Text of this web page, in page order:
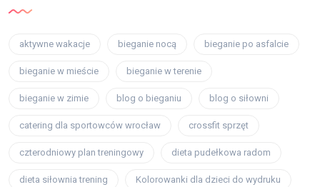
aktywne wakacje bieganie nocą bieganie po asfalcie
bieganie w mieście bieganie w terenie
bieganie w zimie blog o bieganiu blog o siłowni
catering dla sportowców wrocław crossfit sprzęt
czterodniowy plan treningowy dieta pudełkowa radom
dieta siłownia trening Kolorowanki dla dzieci do wydruku